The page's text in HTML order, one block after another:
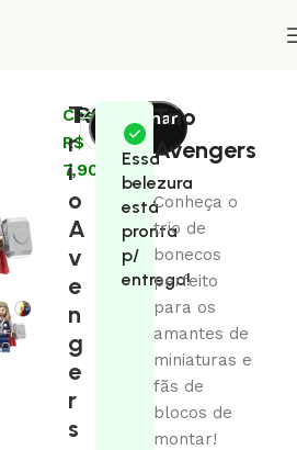
Cashback:
R$
7,90
T
r
i
o
A
v
e
n
g
e
r
s
R$ 79,00
Adicionar
ao
carrinho
Essa
belezura
está
pronta
p/
entrega!
Trio
Avengers
Conheça o
trio de
bonecos
perfeito
para os
amantes de
miniaturas e
fãs de
blocos de
montar!